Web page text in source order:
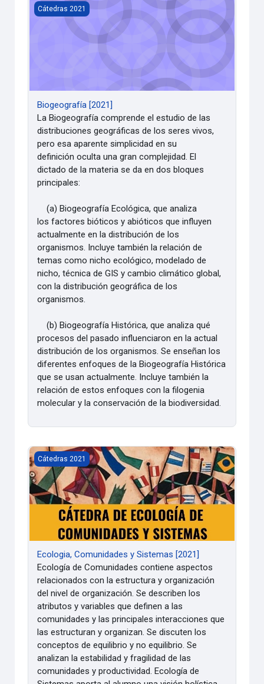
Biogeografía [2021]
Cátedras 2021
Biogeografía [2021]
La Biogeografía comprende el estudio de las
distribuciones geográficas de los seres vivos,
pero esa aparente simplicidad en su
definición oculta una gran complejidad. El
dictado de la materia se da en dos bloques
principales:
(a) Biogeografía Ecológica, que analiza
los factores bióticos y abióticos que influyen
actualmente en la distribución de los
organismos. Incluye también la relación de
temas como nicho ecológico, modelado de
nicho, técnica de GIS y cambio climático global,
con la distribución geográfica de los
organismos.
(b) Biogeografía Histórica, que analiza qué
procesos del pasado influenciaron en la actual
distribución de los organismos. Se enseñan los
diferentes enfoques de la Biogeografía Histórica
que se usan actualmente. Incluye también la
relación de estos enfoques con la filogenia
molecular y la conservación de la biodiversidad.
Ecologia, Comunidades y Sistemas [2021]
Cátedras 2021
Ecologia, Comunidades y Sistemas [2021]
Ecología de Comunidades contiene aspectos
relacionados con la estructura y organización
del nivel de organización. Se describen los
atributos y variables que definen a las
comunidades y las principales interacciones que
las estructuran y organizan. Se discuten los
conceptos de equilibrio y no equilibrio. Se
analizan la estabilidad y fragilidad de las
comunidades y productividad. Ecología de